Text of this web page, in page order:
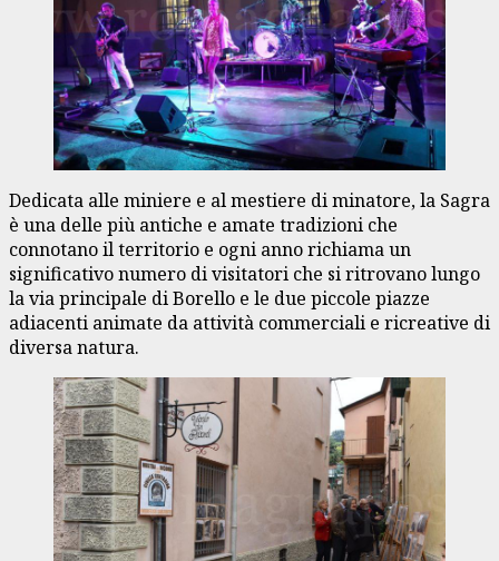
Dedicata alle miniere e al mestiere di minatore, la Sagra
è una delle più antiche e amate tradizioni che
connotano il territorio e ogni anno richiama un
significativo numero di visitatori che si ritrovano lungo
la via principale di Borello e le due piccole piazze
adiacenti animate da attività commerciali e ricreative di
diversa natura.